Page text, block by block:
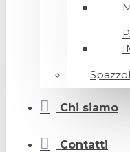
Chi siamo
Contatti